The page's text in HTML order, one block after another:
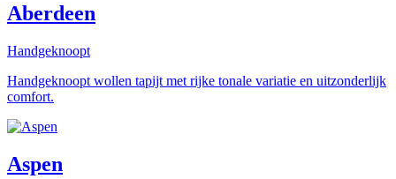
Aberdeen
Handgeknoopt
Handgeknoopt wollen tapijt met rijke tonale variatie en uitzonderlijk
comfort.
Aspen